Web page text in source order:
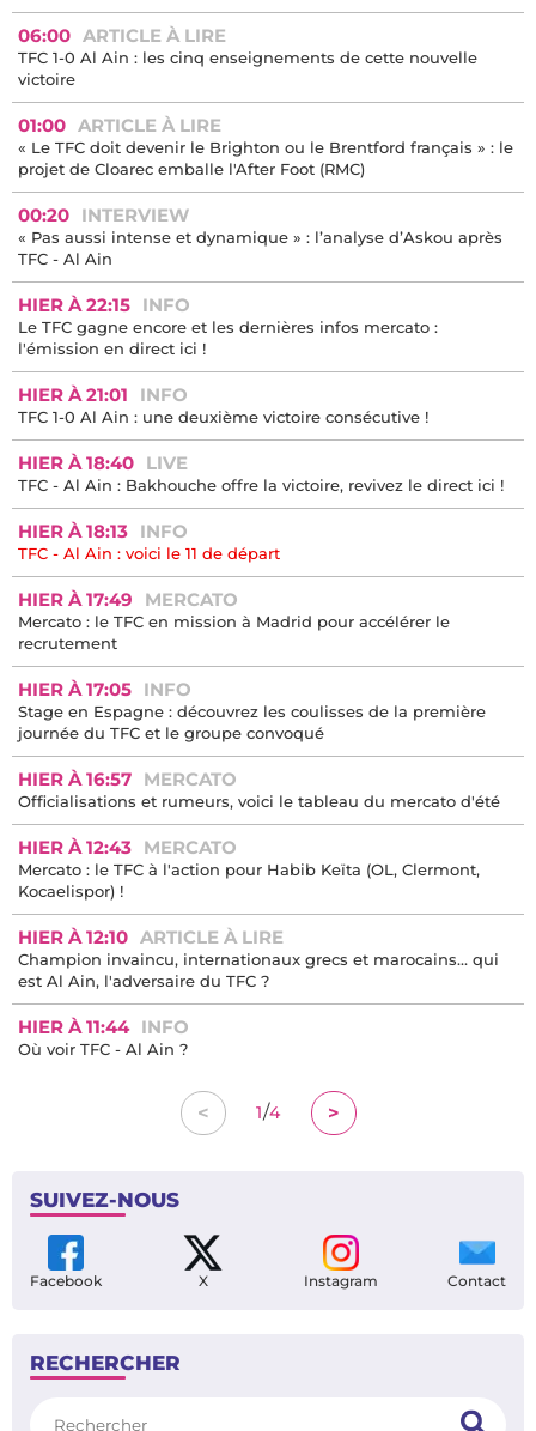
06:00 ARTICLE À LIRE
TFC 1-0 Al Ain : les cinq enseignements de cette nouvelle
victoire
01:00 ARTICLE À LIRE
« Le TFC doit devenir le Brighton ou le Brentford français » : le
projet de Cloarec emballe l'After Foot (RMC)
00:20 INTERVIEW
« Pas aussi intense et dynamique » : l’analyse d’Askou après
TFC - Al Ain
HIER À 22:15 INFO
Le TFC gagne encore et les dernières infos mercato :
l'émission en direct ici !
HIER À 21:01 INFO
TFC 1-0 Al Ain : une deuxième victoire consécutive !
HIER À 18:40 LIVE
TFC - Al Ain : Bakhouche offre la victoire, revivez le direct ici !
HIER À 18:13 INFO
TFC - Al Ain : voici le 11 de départ
HIER À 17:49 MERCATO
Mercato : le TFC en mission à Madrid pour accélérer le
recrutement
HIER À 17:05 INFO
Stage en Espagne : découvrez les coulisses de la première
journée du TFC et le groupe convoqué
HIER À 16:57 MERCATO
Officialisations et rumeurs, voici le tableau du mercato d'été
HIER À 12:43 MERCATO
Mercato : le TFC à l'action pour Habib Keïta (OL, Clermont,
Kocaelispor) !
HIER À 12:10 ARTICLE À LIRE
Champion invaincu, internationaux grecs et marocains… qui
est Al Ain, l'adversaire du TFC ?
HIER À 11:44 INFO
Où voir TFC - Al Ain ?
< 1/4 >
SUIVEZ-NOUS
Facebook X Instagram Contact
RECHERCHER